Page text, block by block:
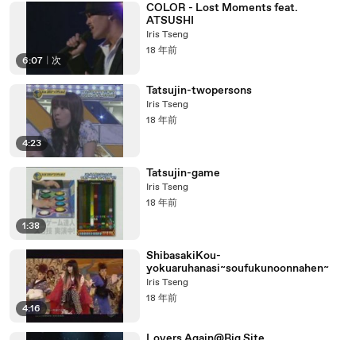
6:07 次
COLOR - Lost Moments feat.
ATSUSHI
Iris Tseng
18 年前
4:23
Tatsujin-twopersons
Iris Tseng
18 年前
1:38
Tatsujin-game
Iris Tseng
18 年前
4:16
ShibasakiKou-
yokuaruhanasi~soufukunoonnahen~
Iris Tseng
18 年前